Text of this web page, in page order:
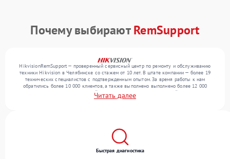
Почему выбираютRemSupport
HikvisionRemSupport — проверенный сервисный центр по ремонту и обслуживанию
техники Hikvision в Челябинске со стажем от 10 лет. В штате компании — более 19
технических специалистов с подтвержденным опытом. За время работы к нам
обратились более 10 000 клиентов, а также выполнено выполнено более 12 000
ремонтов. Ежемесячно в сервисный центр поступает более 300 устройств, включая , , .
Мы работаем с широким спектром неисправностей и предлагаем стабильный уровень
Читать далее
Быстрая диагностика